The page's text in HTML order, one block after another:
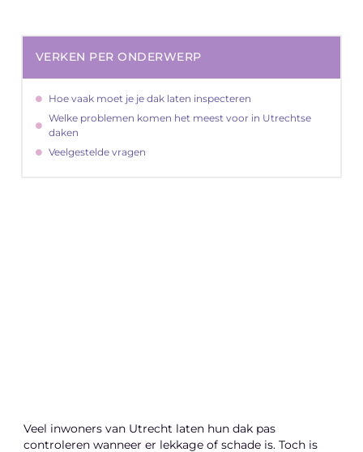
Veel inwoners van Utrecht laten hun dak pas
controleren wanneer er lekkage of schade is. Toch is
VERKEN PER ONDERWERP
Hoe vaak moet je je dak laten inspecteren
Welke problemen komen het meest voor in Utrechtse
daken
Veelgestelde vragen